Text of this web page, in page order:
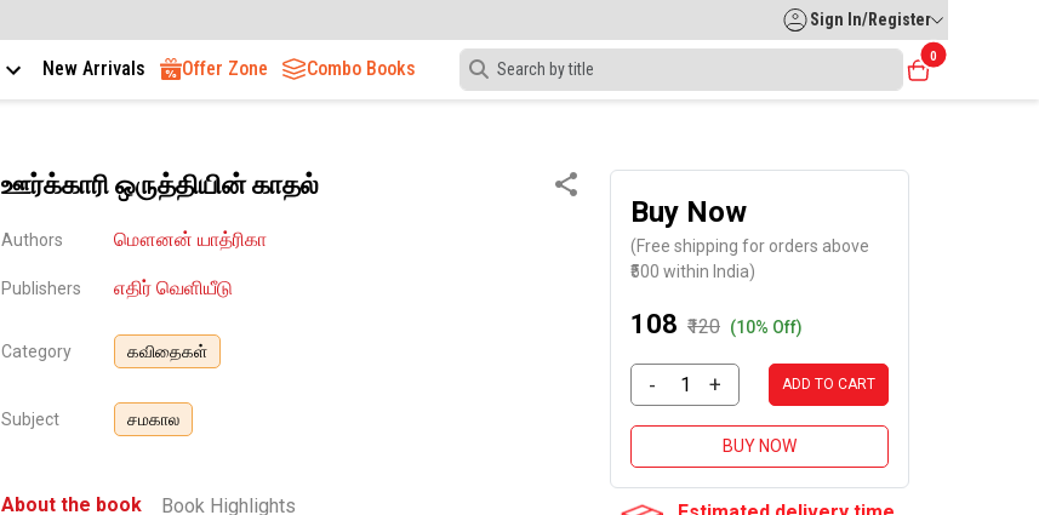
Sign In/Register
New Arrivals Offer Zone Combo Books
0
ஊர்க்காரி ஒருத்தியின் காதல்
Authors மௌனன் யாத்ரிகா
Publishers எதிர் வெளியீடு
Category கவிதைகள்
Subject சமகால
About the book Book Highlights
Buy Now
(Free shipping for orders above
₹500 within India)
₹108 ₹120 (10% Off)
- + ADD TO CART
BUY NOW